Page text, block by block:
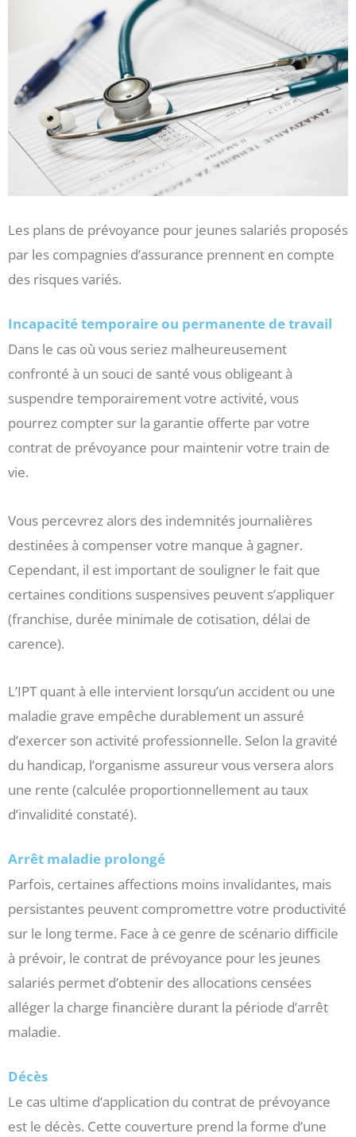
Les plans de prévoyance pour jeunes salariés proposés
par les compagnies d’assurance prennent en compte
des risques variés.
Incapacité temporaire ou permanente de travail
Dans le cas où vous seriez malheureusement
confronté à un souci de santé vous obligeant à
suspendre temporairement votre activité, vous
pourrez compter sur la garantie offerte par votre
contrat de prévoyance pour maintenir votre train de
vie.
Vous percevrez alors des indemnités journalières
destinées à compenser votre manque à gagner.
Cependant, il est important de souligner le fait que
certaines conditions suspensives peuvent s’appliquer
(franchise, durée minimale de cotisation, délai de
carence).
L’IPT quant à elle intervient lorsqu’un accident ou une
maladie grave empêche durablement un assuré
d’exercer son activité professionnelle. Selon la gravité
du handicap, l’organisme assureur vous versera alors
une rente (calculée proportionnellement au taux
d’invalidité constaté).
Arrêt maladie prolongé
Parfois, certaines affections moins invalidantes, mais
persistantes peuvent compromettre votre productivité
sur le long terme. Face à ce genre de scénario difficile
à prévoir, le contrat de prévoyance pour les jeunes
salariés permet d’obtenir des allocations censées
alléger la charge financière durant la période d’arrêt
maladie.
Décès
Le cas ultime d’application du contrat de prévoyance
est le décès. Cette couverture prend la forme d’une